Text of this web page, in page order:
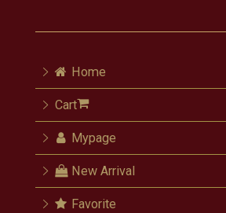
Home
Cart
Mypage
New Arrival
Favorite